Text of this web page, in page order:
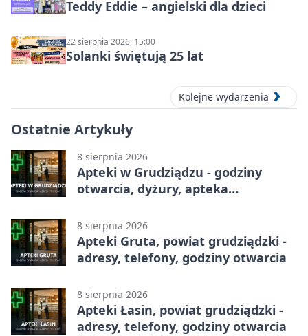
Teddy Eddie – angielski dla dzieci
22 sierpnia 2026, 15:00
Solanki świętują 25 lat
Kolejne wydarzenia
Ostatnie Artykuły
8 sierpnia 2026
Apteki w Grudziądzu - godziny
otwarcia, dyżury, apteka
8 sierpnia 2026
Apteki Gruta, powiat grudziądzki -
adresy, telefony, godziny otwarcia
8 sierpnia 2026
Apteki Łasin, powiat grudziądzki -
adresy, telefony, godziny otwarcia